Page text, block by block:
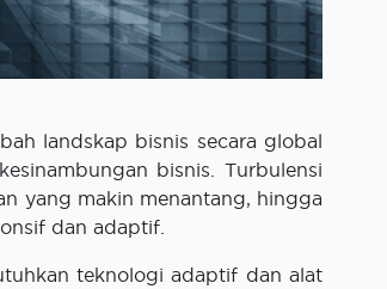
landskap bisnis secara global
bisnis. Turbulensi
yang makin menantang, hingga
dan adaptif.
teknologi adaptif dan alat